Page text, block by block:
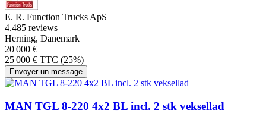
E. R. Function Trucks ApS
4.485 reviews
Herning, Danemark
20 000 €
25 000 € TTC (25%)
Envoyer un message
MAN TGL 8-220 4x2 BL incl. 2 stk veksellad